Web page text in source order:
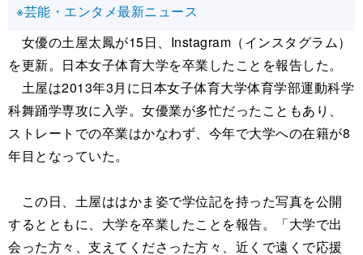
※芸能・エンタメ最新ニュース
女優の土屋太鳳が15日、Instagram（インスタグラム）
を更新。日本女子体育大学を卒業したことを報告した。
土屋は2013年3月に日本女子体育大学体育学部運動科学
科舞踊学専攻に入学。女優業が多忙だったこともあり、
ストレートでの卒業はかなわず、今年で大学への在籍が8
年目となっていた。
この日、土屋ははかま姿で学位記を持った写真を公開
するとともに、大学を卒業したことを報告。「大学で出
会った方々、支えてくださった方々、近くで遠くで応援